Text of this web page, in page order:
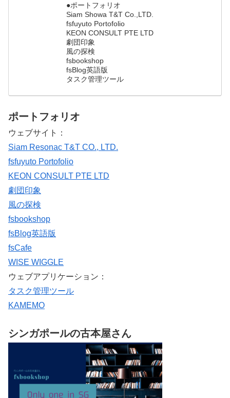
●ポートフォリオ
Siam Showa T&T Co.,LTD.
fsfuyuto Portofolio
KEON CONSULT PTE LTD
劇団印象
風の探検
fsbookshop
fsBlog英語版
タスク管理ツール
ポートフォリオ
ウェブサイト：
Siam Resonac T&T CO., LTD.
fsfuyuto Portofolio
KEON CONSULT PTE LTD
劇団印象
風の探検
fsbookshop
fsBlog英語版
fsCafe
WISE WIGGLE
ウェブアプリケーション：
タスク管理ツール
KAMEMO
シンガポールの古本屋さん